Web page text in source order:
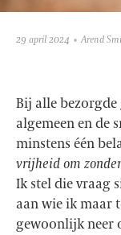
29 april 2024 Arend
Bij alle
algemeen en de
minstens één
vrijheid om
Ik stel die vraag
aan wie ik maar
gewoonlijk neer